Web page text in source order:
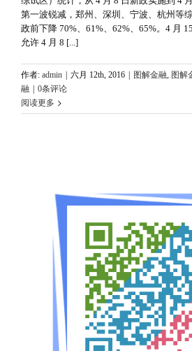
第一波锐减，郑州、深圳、宁波、杭州等
政前下降 70%、61%、62%、65%。4 月
允许 4 月 8 [...]
作者: admin 六月 12th, 2016 图解金融, 图解
融
0条评论
阅读更多